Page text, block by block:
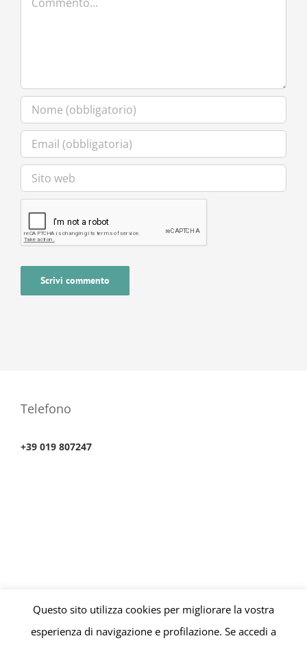
Telefono
+39 019 807247
© Copyright 2010 -2026 | Consultorio Finanziario P.iva
01676110099 | All Rights Reserved | Powered bySISI Software
Questo sito utilizza cookies per migliorare la vostra
esperienza di navigazione e profilazione. Se accedi a